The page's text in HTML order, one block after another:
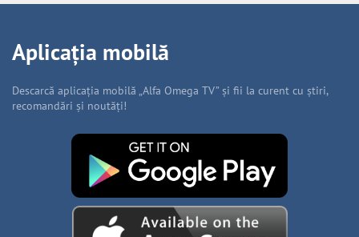
Aplicația mobilă
Descarcă aplicația mobilă „Alfa Omega TV” și fii la curent cu știri,
recomandări și noutăți!